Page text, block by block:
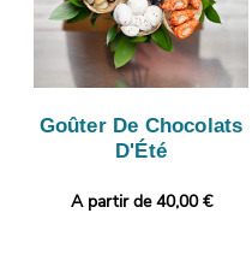
Goûter De Chocolats
D'Été
A partir de 40,00 €